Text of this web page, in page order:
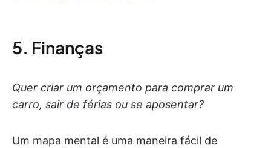
5. Finanças
Quer criar um orçamento para comprar um
carro, sair de férias ou se aposentar?
Um mapa mental é uma maneira fácil de